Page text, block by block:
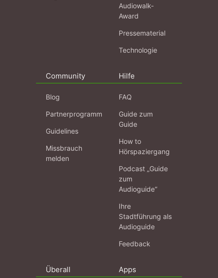
Audiowalk-
Award
Pressematerial
Technologie
Community
Blog
Partnerprogramm
Guidelines
Missbrauch
melden
Hilfe
FAQ
Guide zum
Guide
How to
Hörspaziergang
Podcast „Guide
zum
Audioguide“
Ihre
Stadtführung als
Audioguide
Feedback
Überall Apps